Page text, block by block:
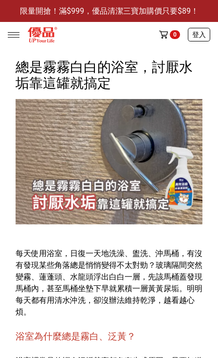
限量開搶！滿$999，優品清潔三寶加購價只要$89！
防霉清潔好幫手-任3件贈保濕抗菌洗手乳
限量開搶！滿$999，優品清潔三寶加購價只要$89！
0 登入
🔥任選1件折9元-新老客戶感恩回饋
商品介紹
全部商品
限時特賣
防霉清潔好幫手(任3件，贈抗菌保濕洗手乳)
室內外除蟲專區
浴室清潔專區
清潔大掃除專區
精油香氛專區
強效誘引捕黏板
優品x柴語錄
總是霧霧白白的浴室，討厭水
垢靠這罐就搞定
每天使用浴室，日復一天地洗澡、盥洗、沖馬桶，有沒
有發現某些角落總是悄悄變得不太對勁？玻璃隔間突然
變霧、蓮蓬頭、水龍頭浮出白白一層，先該馬桶蓋發現
馬桶內，甚至馬桶坐墊下早就累積一層黃黃尿垢。明明
每天都有用清水沖洗，卻沒辦法維持乾淨，越看越心
煩。
浴室為什麼總是霧白、泛黃？